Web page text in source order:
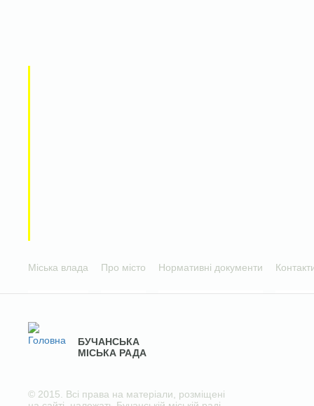
Міська влада Про місто Нормативні документи
БУЧАНСЬКА
МІСЬКА РАДА
© 2015. Всі права на матеріали, розміщені